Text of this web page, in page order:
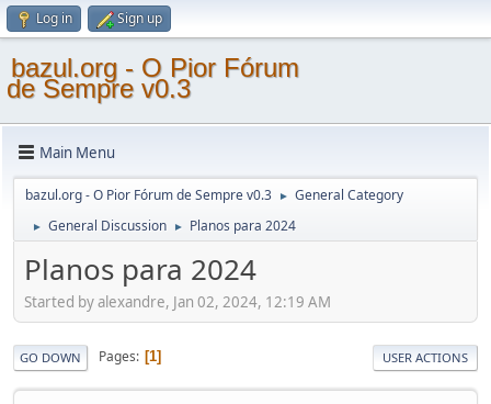
Log in Sign up
bazul.org - O Pior Fórum
de Sempre v0.3
Main Menu
bazul.org - O Pior Fórum de Sempre v0.3 ► General Category
► General Discussion ► Planos para 2024
Planos para 2024
Started by alexandre, Jan 02, 2024, 12:19 AM
GO DOWN Pages 1 USER ACTIONS